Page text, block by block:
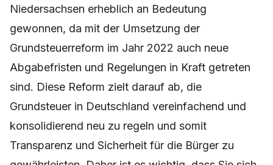
Niedersachsen erheblich an Bedeutung
gewonnen, da mit der Umsetzung der
Grundsteuerreform im Jahr 2022 auch neue
Abgabefristen und Regelungen in Kraft getreten
sind. Diese Reform zielt darauf ab, die
Grundsteuer in Deutschland vereinfachend und
konsolidierend neu zu regeln und somit
Transparenz und Sicherheit für die Bürger zu